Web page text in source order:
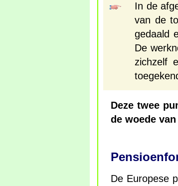
In de
van de
gedaald
De
zichzelf
Deze twee
de woede
De Europese